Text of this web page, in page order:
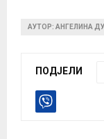
АУТОР: АНГЕЛИНА
ПОДЈЕЛИ